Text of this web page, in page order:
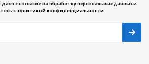
согласие на обработку персональных данных и
сполитикой конфиденциальности